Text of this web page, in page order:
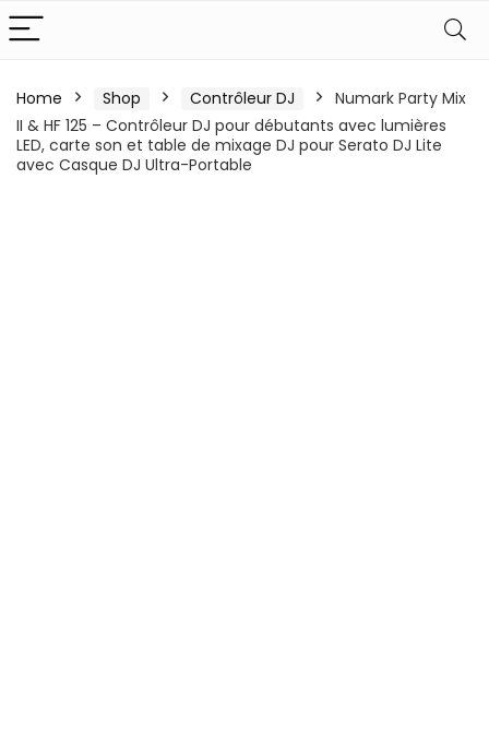
Home Shop Contrôleur DJ
Numark Party Mix
II & HF 125 – Contrôleur DJ pour débutants avec lumières
LED, carte son et table de mixage DJ pour Serato DJ Lite
avec Casque DJ Ultra-Portable